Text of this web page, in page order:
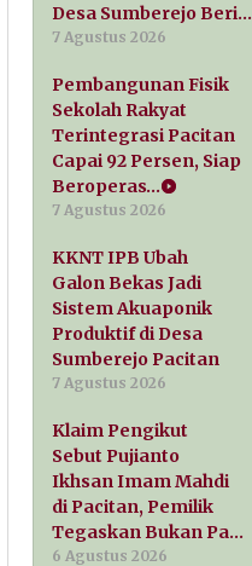
Desa Sumberejo Beri…
7 Agustus 2026
Pembangunan Fisik
Sekolah Rakyat
Terintegrasi Pacitan
Capai 92 Persen, Siap
Beroperas…
7 Agustus 2026
KKNT IPB Ubah
Galon Bekas Jadi
Sistem Akuaponik
Produktif di Desa
Sumberejo Pacitan
7 Agustus 2026
Klaim Pengikut
Sebut Pujianto
Ikhsan Imam Mahdi
di Pacitan, Pemilik
Tegaskan Bukan Pa…
6 Agustus 2026